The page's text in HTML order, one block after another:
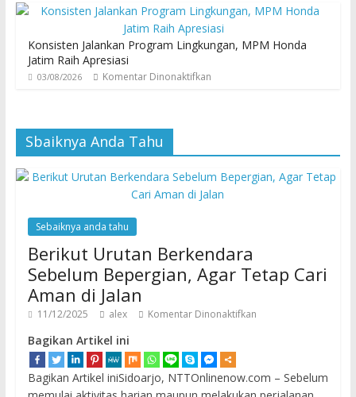
Konsisten Jalankan Program Lingkungan, MPM Honda
Jatim Raih Apresiasi
03/08/2026 Komentar Dinonaktifkan
Sbaiknya Anda Tahu
Sebaiknya anda tahu
Berikut Urutan Berkendara
Sebelum Bepergian, Agar Tetap Cari
Aman di Jalan
11/12/2025 alex Komentar Dinonaktifkan
Bagikan Artikel ini
Bagikan Artikel iniSidoarjo, NTTOnlinenow.com – Sebelum